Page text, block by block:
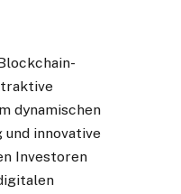
dynamischen
innovative
Investoren